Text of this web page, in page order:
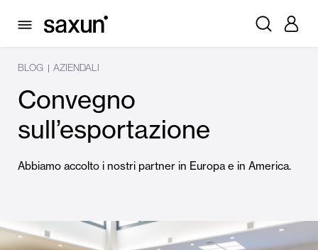
BLOG | AZIENDALI
Convegno
sull’esportazione
Abbiamo accolto i nostri partner in Europa e in America.